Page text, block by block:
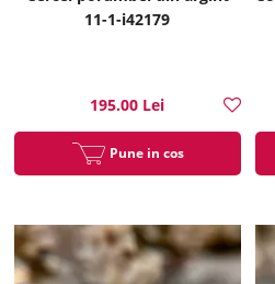
11-1-i42179
195.00 Lei
Pune in cos